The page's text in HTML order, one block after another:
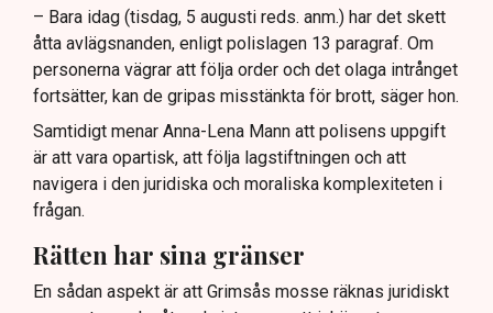
– Bara idag (tisdag, 5 augusti reds. anm.) har det skett
åtta avlägsnanden, enligt polislagen 13 paragraf. Om
personerna vägrar att följa order och det olaga intrånget
fortsätter, kan de gripas misstänkta för brott, säger hon.
Samtidigt menar Anna-Lena Mann att polisens uppgift
är att vara opartisk, att följa lagstiftningen och att
navigera i den juridiska och moraliska komplexiteten i
frågan.
Rätten har sina gränser
En sådan aspekt är att Grimsås mosse räknas juridiskt